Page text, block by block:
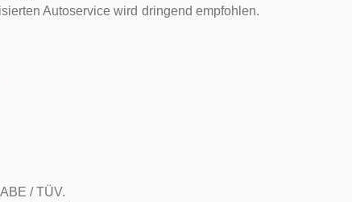
Autoservice wird dringend empfohlen.
/ TÜV.